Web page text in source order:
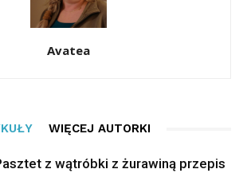
Avatea
WIĘCEJ AUTORKI
z wątróbki z żurawiną przepis